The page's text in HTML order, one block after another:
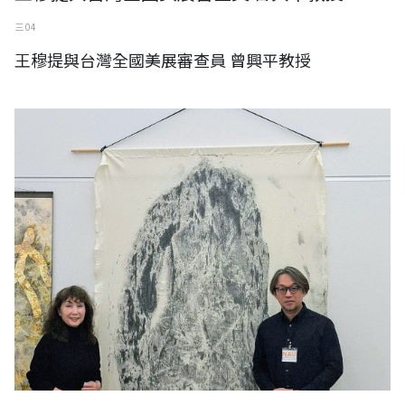
三 04
王穆提與台灣全國美展審查員 曾興平教授
日本第二十三回《NAU21世紀美術連立展》-東京國立新美術館展覽-日本
裝置藝術家 桝本 純子女士（旅法日本藝術家 松谷武判先生之友人）與台
灣參展者 王穆提（日本NAU21世紀美術連立展成員）與其作品。